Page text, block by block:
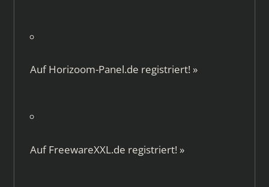
AufHorizoom-Panel.de registriert! »
AufFreewareXXL.de registriert! »